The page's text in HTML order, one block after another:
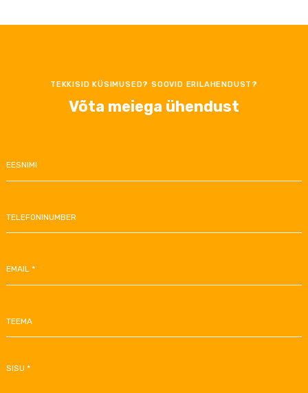
TEKKISID KÜSIMUSED? SOOVID ERILAHENDUST?
Võta meiega ühendust
EESNIMI
TELEFONINUMBER
EMAIL *
TEEMA
SISU *